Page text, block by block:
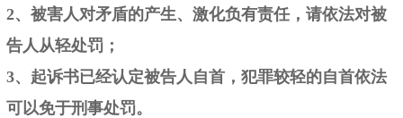
2、被害人对矛盾的产生、激化负有责任，请依法对被
告人从轻处罚；
3、起诉书已经认定被告人自首，犯罪较轻的自首依法
可以免于刑事处罚。